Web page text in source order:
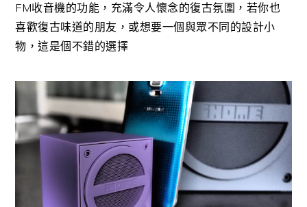
FM收音機的功能，充滿令人懷念的復古氛圍，若你也
喜歡復古味道的朋友，或想要一個與眾不同的設計小
物，這是個不錯的選擇